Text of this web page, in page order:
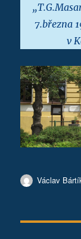
7.března
v
Autor:
Václav